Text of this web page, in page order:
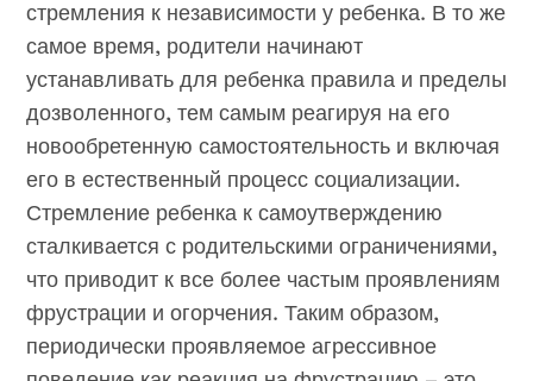
стремления к независимости у ребенка. В то же
самое время, родители начинают
устанавливать для ребенка правила и пределы
дозволенного, тем самым реагируя на его
новообретенную самостоятельность и включая
его в естественный процесс социализации.
Стремление ребенка к самоутверждению
сталкивается с родительскими ограничениями,
что приводит к все более частым проявлениям
фрустрации и огорчения. Таким образом,
периодически проявляемое агрессивное